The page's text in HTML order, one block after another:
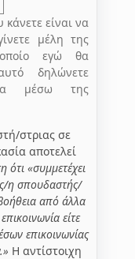
είναι να
μέλη της
εγώ θα
δηλώνετε
μέσω της
στριας σε
αποτελεί
«συμμετέχει
η σπουδαστής/
από άλλα
είτε
επικοινωνίας
Η αντίστοιχη